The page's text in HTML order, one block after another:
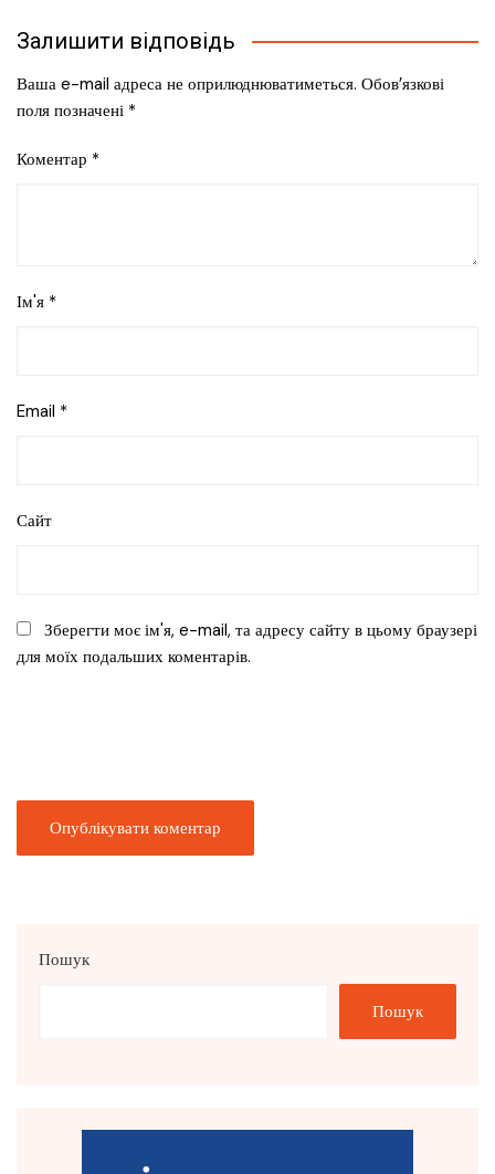
Залишити відповідь
Ваша e-mail адреса не оприлюднюватиметься. Обов’язкові
поля позначені *
Коментар *
Ім'я *
Email *
Сайт
Зберегти моє ім'я, e-mail, та адресу сайту в цьому браузері
для моїх подальших коментарів.
Пошук
Пошук